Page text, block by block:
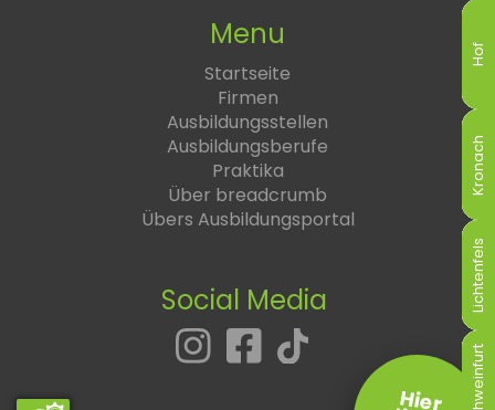
Hof
Kronach
Lichtenfels
Schweinfurt
Hof
Kronach
Lichtenfels
Schweinfurt
Hof
Kronach
Lichtenfels
Schweinfurt
Hof
Kronach
Lichtenfels
Schweinfurt
Hof
Kronach
Lichtenfels
Schweinfurt
Hof
Kronach
Lichtenfels
Schweinfurt
Menu
Startseite
Firmen
Ausbildungsstellen
Ausbildungsberufe
Praktika
Über breadcrumb
Übers Ausbildungsportal
Social Media
Hier